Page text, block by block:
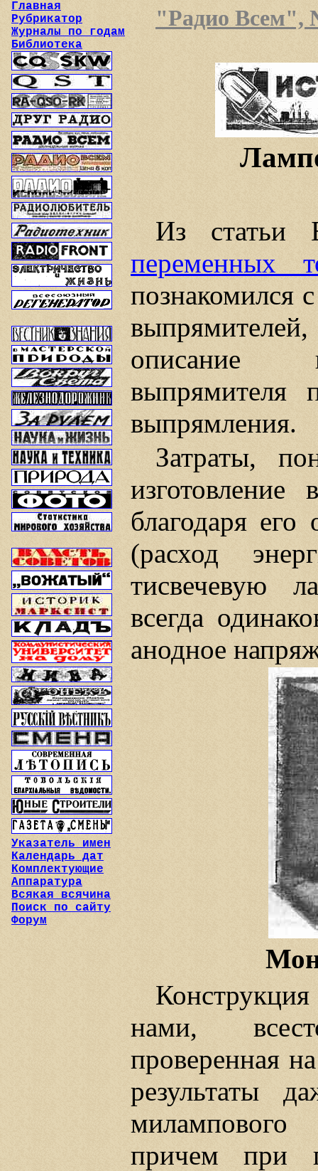
Главная
Рубрикатор
Журналы по годам
Библиотека
Указатель имен
Календарь дат
Комплектующие
Аппаратура
Всякая всячина
Поиск по сайту
Форум
"Радио Всем",
Из
переменных
познакомился
выпрямителей,
описание
выпрямителя
выпрямления.
Затраты,
изготовление
благодаря
(расход
тисвечевую
всегда
анодное
нами,
проверенная
результаты
милампового
причем при